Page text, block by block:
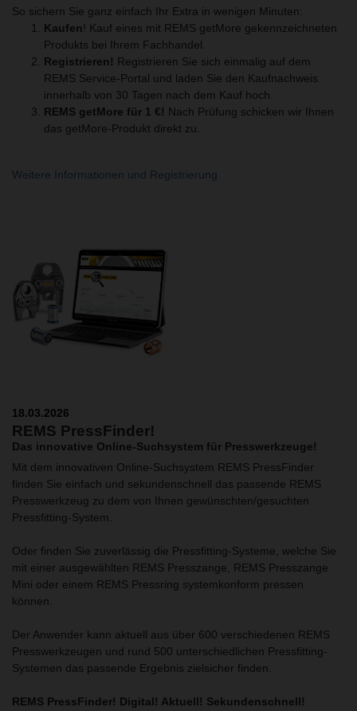
So sichern Sie ganz einfach Ihr Extra in wenigen Minuten:
Kaufen! Kauf eines mit REMS getMore gekennzeichneten
Produkts bei Ihrem Fachhandel.
Registrieren! Registrieren Sie sich einmalig auf dem
REMS Service-Portal und laden Sie den Kaufnachweis
innerhalb von 30 Tagen nach dem Kauf hoch.
REMS getMore für 1 €! Nach Prüfung schicken wir Ihnen
das getMore-Produkt direkt zu.
Weitere Informationen und Registrierung
18.03.2026
REMS PressFinder!
Das innovative Online-Suchsystem für Presswerkzeuge!
Mit dem innovativen Online-Suchsystem REMS PressFinder
finden Sie einfach und sekundenschnell das passende REMS
Presswerkzeug zu dem von Ihnen gewünschten/gesuchten
Pressfitting-System.
Oder finden Sie zuverlässig die Pressfitting-Systeme, welche Sie
mit einer ausgewählten REMS Presszange, REMS Presszange
Mini oder einem REMS Pressring systemkonform pressen
können.
Der Anwender kann aktuell aus über 600 verschiedenen REMS
Presswerkzeugen und rund 500 unterschiedlichen Pressfitting-
Systemen das passende Ergebnis zielsicher finden.
REMS PressFinder! Digital! Aktuell! Sekundenschnell!